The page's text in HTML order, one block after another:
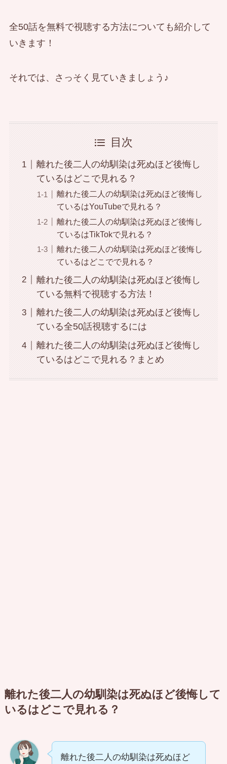
全50話を無料で視聴する方法についても紹介して
いきます！
それでは、さっそく見ていきましょう♪
目次
離れた後二人の幼馴染は死ぬほど後悔し
ているはどこで見れる？
離れた後二人の幼馴染は死ぬほど後悔し
ているはYouTubeで見れる？
離れた後二人の幼馴染は死ぬほど後悔し
ているはTikTokで見れる？
離れた後二人の幼馴染は死ぬほど後悔し
ているはどこでで見れる？
離れた後二人の幼馴染は死ぬほど後悔し
ている無料で視聴する方法！
離れた後二人の幼馴染は死ぬほど後悔し
ている全50話視聴するには
離れた後二人の幼馴染は死ぬほど後悔し
ているはどこで見れる？まとめ
離れた後二人の幼馴染は死ぬほど後悔して
いるはどこで見れる？
離れた後二人の幼馴染は死ぬほど